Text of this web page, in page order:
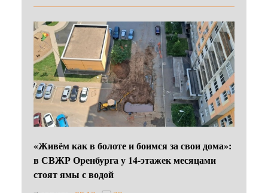
«Живём как в болоте и боимся за свои дома»:
в СВЖР Оренбурга у 14-этажек месяцами
стоят ямы с водой